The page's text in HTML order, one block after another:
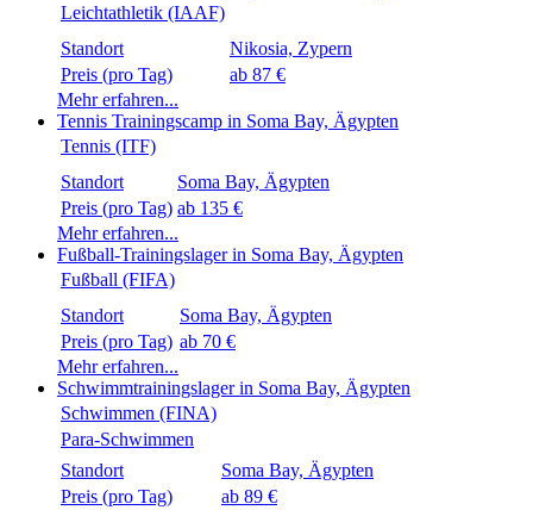
Leichtathletik (IAAF)
Standort
Preis (pro Tag)
ab 87 €
Mehr erfahren...
Tennis Trainingscamp in Soma Bay, Ägypten
Tennis (ITF)
Standort
Preis (pro Tag) ab 135 €
Mehr erfahren...
Fußball-Trainingslager in Soma Bay, Ägypten
Fußball (FIFA)
Standort
Preis (pro Tag) ab 70 €
Mehr erfahren...
Schwimmtrainingslager in Soma Bay, Ägypten
Schwimmen (FINA)
Para-Schwimmen
Standort
Preis (pro Tag)
ab 89 €